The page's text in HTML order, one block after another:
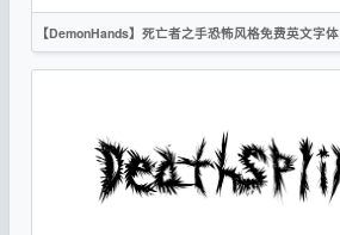
【DemonHands】死亡者之手恐怖风格免费英文字体
英文
标题
创意
作者声明